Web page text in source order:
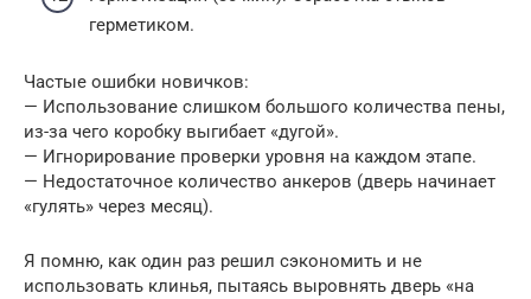
герметиком.
Частые ошибки новичков:
— Использование слишком большого количества пены,
из-за чего коробку выгибает «дугой».
— Игнорирование проверки уровня на каждом этапе.
— Недостаточное количество анкеров (дверь начинает
«гулять» через месяц).
Я помню, как один раз решил сэкономить и не
использовать клинья, пытаясь выровнять дверь «на